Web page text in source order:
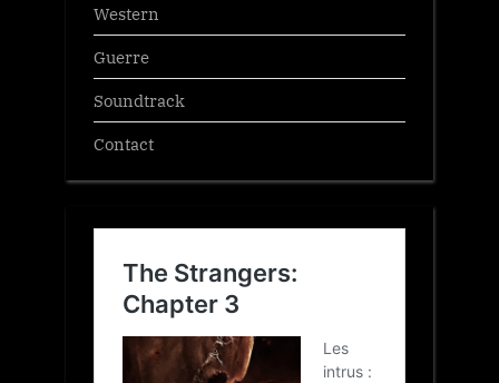
Western
Guerre
Soundtrack
Contact